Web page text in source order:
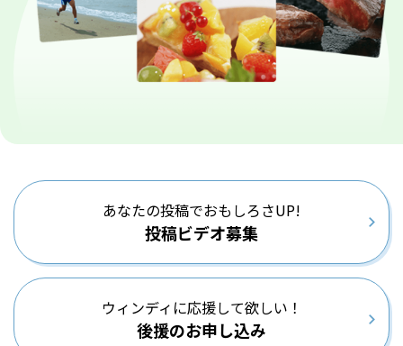
あなたの投稿でおもしろさUP!
投稿ビデオ募集
ウィンディに応援して欲しい！
後援のお申し込み